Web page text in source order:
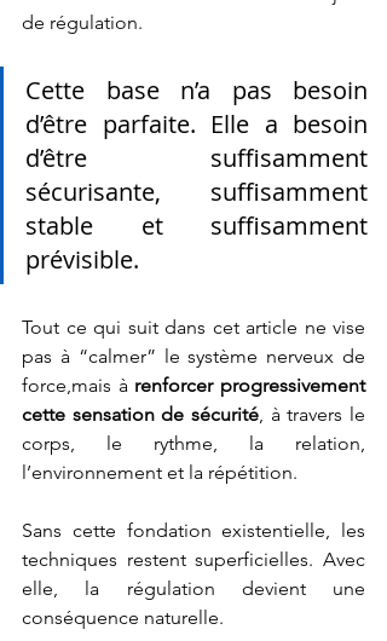
de régulation.
Cette base n’a pas besoin
d’être parfaite. Elle a besoin
d’être suffisamment
sécurisante, suffisamment
stable et suffisamment
prévisible.
Tout ce qui suit dans cet article ne vise
pas à “calmer” le système nerveux de
force,mais à renforcer progressivement
cette sensation de sécurité, à travers le
corps, le rythme, la relation,
l’environnement et la répétition.
Sans cette fondation existentielle, les
techniques restent superficielles. Avec
elle, la régulation devient une
conséquence naturelle.